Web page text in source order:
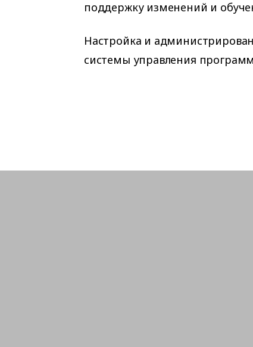
поддержку изменений и
Настройка и
системы управления